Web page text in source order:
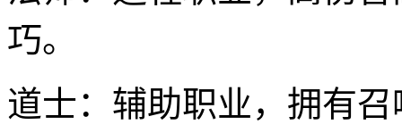
巧。
道士：辅助职业，拥有